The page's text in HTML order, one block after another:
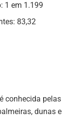
1 em 1.199
83,32
conhecida pelas
dunas e